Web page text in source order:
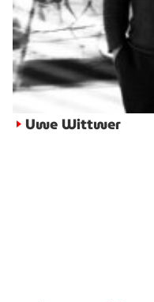
► Uwe Wittwer